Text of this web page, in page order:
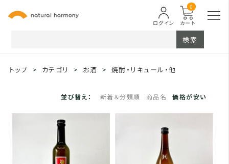
カート
0
ログイン
検索
トップ > カテゴリ > お酒 > 焼酎・リキュール・他
並び替え： 新着＆分類順 商品名 価格が安い